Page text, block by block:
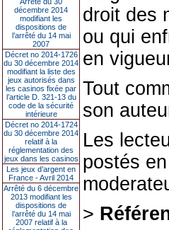
décembre 2014
modifiant les
dispositions de
l’arrêté du 14 mai
2007
Décret no 2014-1726
du 30 décembre 2014
modifiant la liste des
jeux autorisés dans
les casinos fixée par
l’article D. 321-13 du
code de la sécurité
intérieure
Décret no 2014-1724
du 30 décembre 2014
relatif à la
réglementation des
jeux dans les casinos
Les jeux d’argent en
France - Avril 2014
Arrêté du 6 décembre
2013 modifiant les
dispositions de
l’arrêté du 14 mai
2007 relatif à la
droit des
ou qui
en
Tout
son
Les
postés
>